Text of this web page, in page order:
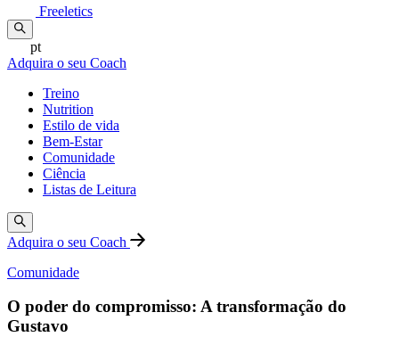
Freeletics
pt
Adquira o seu Coach
Treino
Nutrition
Estilo de vida
Bem-Estar
Comunidade
Ciência
Listas de Leitura
Adquira o seu Coach
Comunidade
O poder do compromisso: A transformação do
Gustavo